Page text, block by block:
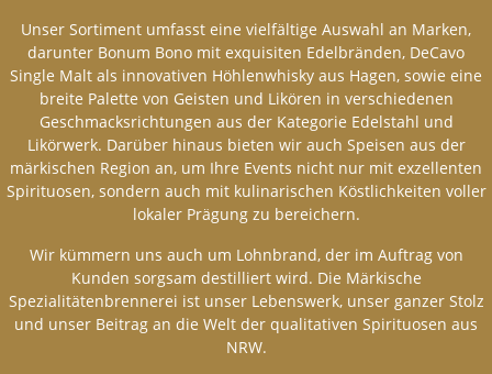
Unser Sortiment umfasst eine vielfältige Auswahl an Marken,
darunter Bonum Bono mit exquisiten Edelbränden, DeCavo
Single Malt als innovativen Höhlenwhisky aus Hagen, sowie eine
breite Palette von Geisten und Likören in verschiedenen
Geschmacksrichtungen aus der Kategorie Edelstahl und
Likörwerk. Darüber hinaus bieten wir auch Speisen aus der
märkischen Region an, um Ihre Events nicht nur mit exzellenten
Spirituosen, sondern auch mit kulinarischen Köstlichkeiten voller
lokaler Prägung zu bereichern.
Wir kümmern uns auch um Lohnbrand, der im Auftrag von
Kunden sorgsam destilliert wird. Die Märkische
Spezialitätenbrennerei ist unser Lebenswerk, unser ganzer Stolz
und unser Beitrag an die Welt der qualitativen Spirituosen aus
NRW.